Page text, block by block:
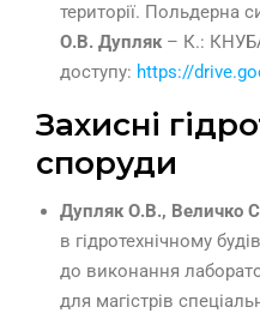
території. Польдерна
О.В. Дупляк – К.:
доступу: https://
Захисні
споруди
Дупляк О.В., Величко
в гідротехнічному
до виконання
для магістрів